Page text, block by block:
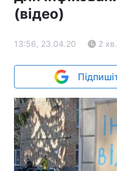
(відео)
13:56, 23.04.20 2 хв.